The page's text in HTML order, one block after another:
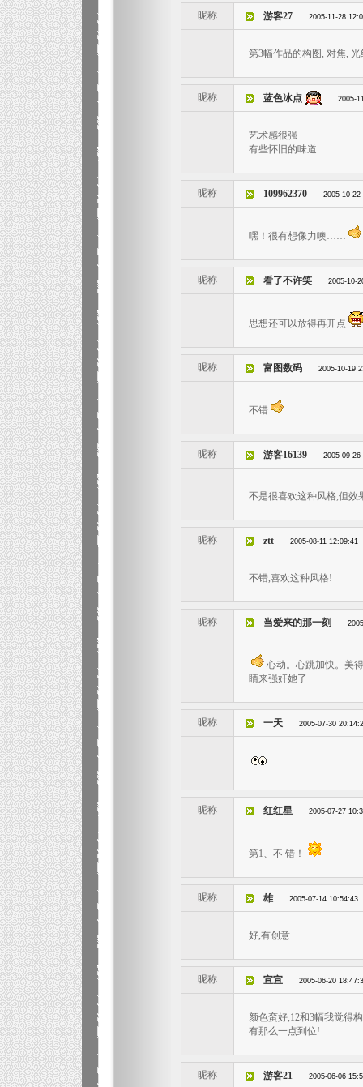
昵称 游客27 2005-11-28
第3幅作品的构图, 对焦,
昵称 蓝色冰点 2005-
艺术感很强
有些怀旧的味道
昵称 109962370 2005-10-22
嘿！很有想像力噢……
昵称 看了不许笑 2005-10-
思想还可以放得再开点
昵称 富图数码 2005-10-19
不错
昵称 游客16139 2005-09-26
不是很喜欢这种风格,但效
昵称 ztt 2005-08-11 12:09:41
不错,喜欢这种风格!
昵称 当爱来的那一刻
心动。心跳加快。美
睛来强奸她了
昵称 一天 2005-07-30
昵称 红红星 2005-07-27
第1、不 错！
昵称 雄 2005-07-14 10:54:43
好,有创意
昵称 宣宣 2005-06-20
颜色蛮好,12和3幅我觉得
有那么一点到位!
昵称 游客21 2005-06-06